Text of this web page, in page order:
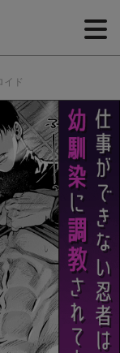
イド